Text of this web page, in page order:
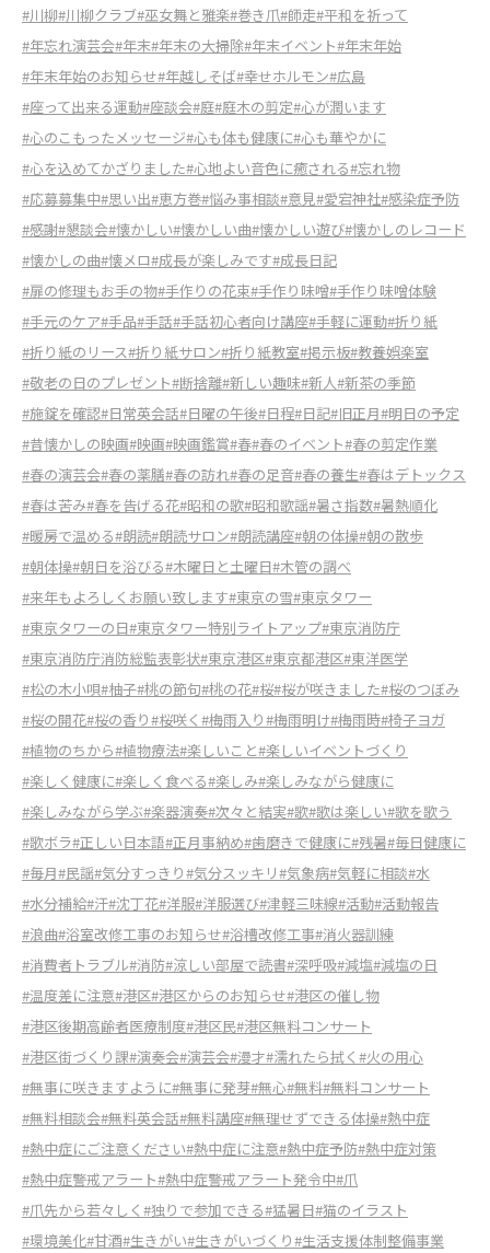
#川柳#川柳クラブ#巫女舞と雅楽#巻き爪#師走#平和を祈って
#年忘れ演芸会#年末#年末の大掃除#年末イベント#年末年始
#年末年始のお知らせ#年越しそば#幸せホルモン#広島
#座って出来る運動#座談会#庭#庭木の剪定#心が潤います
#心のこもったメッセージ#心も体も健康に#心も華やかに
#心を込めてかざりました#心地よい音色に癒される#忘れ物
#応募募集中#思い出#恵方巻#悩み事相談#意見#愛宕神社#感染症予防
#感謝#懇談会#懐かしい#懐かしい曲#懐かしい遊び#懐かしのレコード
#懐かしの曲#懐メロ#成長が楽しみです#成長日記
#扉の修理もお手の物#手作りの花束#手作り味噌#手作り味噌体験
#手元のケア#手品#手話#手話初心者向け講座#手軽に運動#折り紙
#折り紙のリース#折り紙サロン#折り紙教室#掲示板#教養娯楽室
#敬老の日のプレゼント#断捨離#新しい趣味#新人#新茶の季節
#施錠を確認#日常英会話#日曜の午後#日程#日記#旧正月#明日の予定
#昔懐かしの映画#映画#映画鑑賞#春#春のイベント#春の剪定作業
#春の演芸会#春の薬膳#春の訪れ#春の足音#春の養生#春はデトックス
#春は苦み#春を告げる花#昭和の歌#昭和歌謡#暑さ指数#暑熱順化
#暖房で温める#朗読#朗読サロン#朗読講座#朝の体操#朝の散歩
#朝体操#朝日を浴びる#木曜日と土曜日#木管の調べ
#来年もよろしくお願い致します#東京の雪#東京タワー
#東京タワーの日#東京タワー特別ライトアップ#東京消防庁
#東京消防庁消防総監表彰状#東京港区#東京都港区#東洋医学
#松の木小唄#柚子#桃の節句#桃の花#桜#桜が咲きました#桜のつぼみ
#桜の開花#桜の香り#桜咲く #梅雨入り#梅雨明け#梅雨時#椅子ヨガ
#植物のちから#植物療法#楽しいこと#楽しいイベントづくり
#楽しく健康に#楽しく食べる#楽しみ#楽しみながら健康に
#楽しみながら学ぶ#楽器演奏#次々と結実#歌#歌は楽しい#歌を歌う
#歌ボラ#正しい日本語#正月事納め#歯磨きで健康に#残暑#毎日健康に
#毎月#民謡#気分すっきり#気分スッキリ#気象病#気軽に相談#水
#水分補給#汗#沈丁花#洋服#洋服選び#津軽三味線#活動#活動報告
#浪曲#浴室改修工事のお知らせ#浴槽改修工事#消火器訓練
#消費者トラブル#消防#涼しい部屋で読書#深呼吸#減塩#減塩の日
#温度差に注意#港区#港区からのお知らせ#港区の催し物
#港区後期高齢者医療制度#港区民#港区無料コンサート
#港区街づくり課#演奏会#演芸会#漫才#濡れたら拭く #火の用心
#無事に咲きますように#無事に発芽#無心#無料#無料コンサート
#無料相談会#無料英会話#無料講座#無理せずできる体操#熱中症
#熱中症にご注意ください#熱中症に注意#熱中症予防#熱中症対策
#熱中症警戒アラート#熱中症警戒アラート発令中#爪
#爪先から若々しく #独りで参加できる#猛暑日#猫のイラスト
#環境美化#甘酒#生きがい#生きがいづくり#生活支援体制整備事業